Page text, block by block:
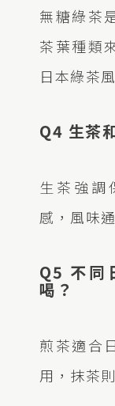
無糖綠茶
茶葉種類
日本綠茶
Q4 生茶
生茶強調
感，風味
Q5 不同
喝？
煎茶適合
用，抹茶